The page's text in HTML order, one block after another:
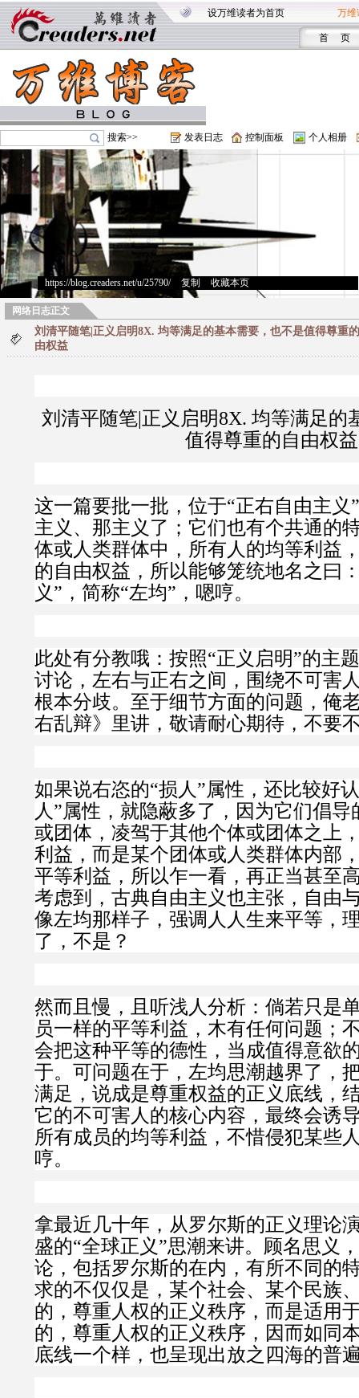
设万维读者为首页 万维
首 页
搜索>> 发表日志 控制面板 个人相册
https://blog.creaders.net/u/25790/> 复制 收藏本页
网络日志正文
刘清平随笔|正义启明8X. 均等满足的基本需要，也不是值得尊重
由权益
刘清平随笔|正义启明8X. 均等满足的
值得尊重的自由权益
这一篇要批一批，位于“正右自由主义
主义、那主义了；它们也有个共通的
体或人类群体中，所有人的均等利益
的自由权益，所以能够笼统地名之曰
义”，简称“左均”， 嗯哼。
此处有分教哦：按照“正义启明”的主
讨论，左右与正右之间，围绕不可害
根本分歧。至于细节方面的问题，俺
右乱辩》里讲，敬请耐心期待，不要
如果说右恣的“损人”属性，还比较好
人”属性，就隐蔽多了，因为它们倡
或团体，凌驾于其他个体或团体之上
利益，而是某个团体或人类群体内部
平等利益，所以乍一看，再正当甚至
考虑到，古典自由主义也主张，自由
像左均那样子，强调人人生来平等，
了，不是？
然而且慢，且听浅人分析：倘若只是
员一样的平等利益，木有任何问题；
会把这种平等的德性，当成值得意欲
于。可问题在于，左均思潮越界了，
满足，说成是尊重权益的正义底线，
它的不可害人的核心内容，最终会诱
所有成员的均等利益，不惜侵犯某些
哼。
拿最近几十年，从罗尔斯的正义理论
盛的“全球正义”思潮来讲。顾名思义
论，包括罗尔斯的在内，有所不同的
求的不仅仅是，某个社会、某个民族
的，尊重人权的正义秩序，而是适用
的，尊重人权的正义秩序，因而如同
底线一个样，也呈现出放之四海的普